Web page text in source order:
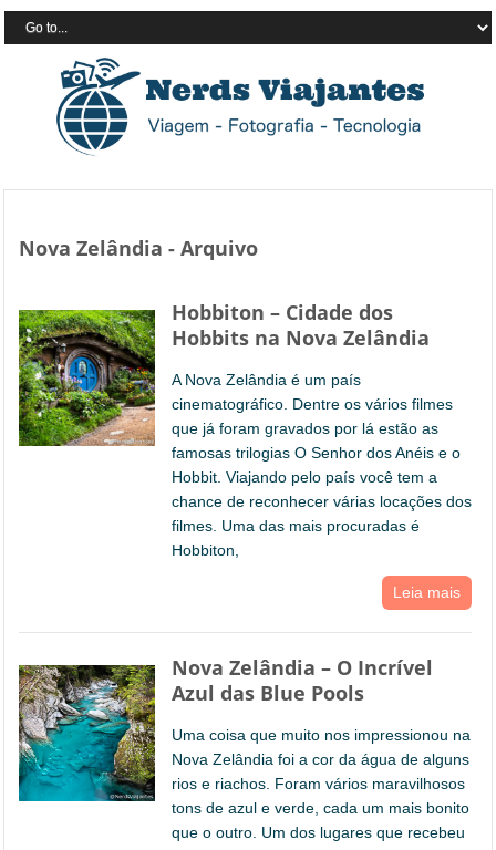
Nova Zelândia - Arquivo
Hobbiton – Cidade dos
Hobbits na Nova Zelândia
A Nova Zelândia é um país
cinematográfico. Dentre os vários filmes
que já foram gravados por lá estão as
famosas trilogias O Senhor dos Anéis e o
Hobbit. Viajando pelo país você tem a
chance de reconhecer várias locações dos
filmes. Uma das mais procuradas é
Hobbiton,
Leia mais
Nova Zelândia – O Incrível
Azul das Blue Pools
Uma coisa que muito nos impressionou na
Nova Zelândia foi a cor da água de alguns
rios e riachos. Foram vários maravilhosos
tons de azul e verde, cada um mais bonito
que o outro. Um dos lugares que recebeu